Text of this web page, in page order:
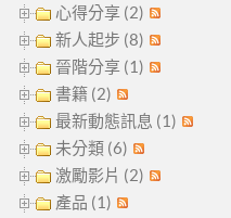
心得分享 (2)
新人起步 (8)
晉階分享 (1)
書籍 (2)
最新動態訊息 (1)
未分類 (6)
激勵影片 (2)
產品 (1)